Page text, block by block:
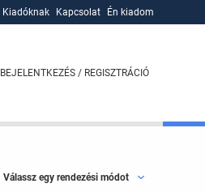
Kiadóknak
Kapcsolat Én kiadom
BEJELENTKEZÉS / REGISZTRÁCIÓ
Válassz egy rendezési módot